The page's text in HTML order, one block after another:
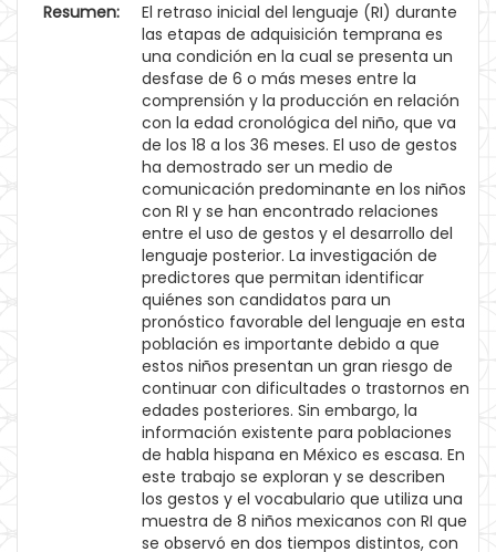
Resumen:
El retraso inicial del lenguaje (RI) durante
las etapas de adquisición temprana es
una condición en la cual se presenta un
desfase de 6 o más meses entre la
comprensión y la producción en relación
con la edad cronológica del niño, que va
de los 18 a los 36 meses. El uso de gestos
ha demostrado ser un medio de
comunicación predominante en los niños
con RI y se han encontrado relaciones
entre el uso de gestos y el desarrollo del
lenguaje posterior. La investigación de
predictores que permitan identificar
quiénes son candidatos para un
pronóstico favorable del lenguaje en esta
población es importante debido a que
estos niños presentan un gran riesgo de
continuar con dificultades o trastornos en
edades posteriores. Sin embargo, la
información existente para poblaciones
de habla hispana en México es escasa. En
este trabajo se exploran y se describen
los gestos y el vocabulario que utiliza una
muestra de 8 niños mexicanos con RI que
se observó en dos tiempos distintos, con